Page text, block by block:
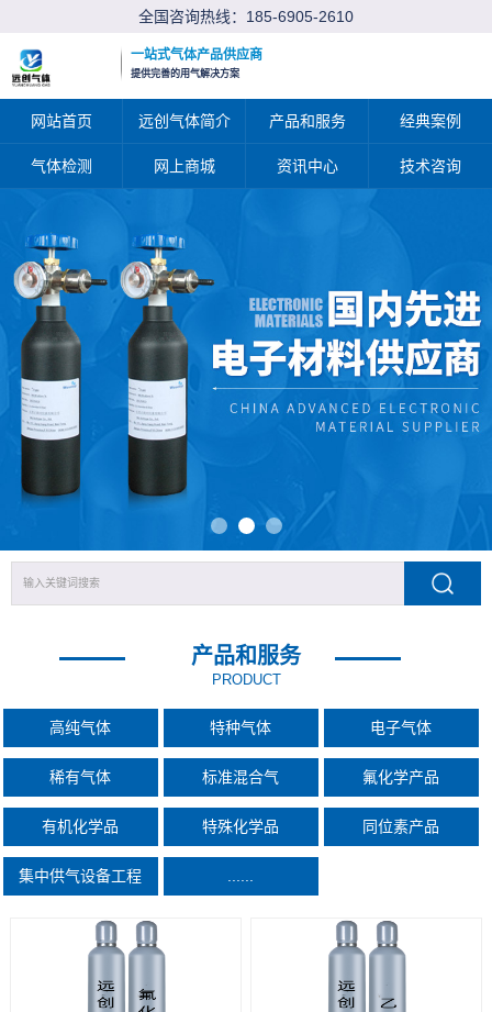
全国咨询热线： 185-6905-2610
一站式气体产品供应商
提供完善的用气解决方案
网站首页 远创气体简介 产品和服务 经典案例
气体检测 网上商城 资讯中心 技术咨询
产品和服务
PRODUCT
高纯气体 特种气体 电子气体
稀有气体 标准混合气 氟化学产品
有机化学品 特殊化学品 同位素产品
集中供气设备工程 ......